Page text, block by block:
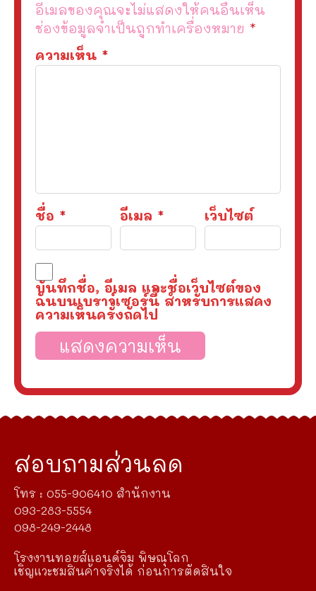
อีเมลของคุณจะไม่แสดงให้คนอื่นเห็น
ช่องข้อมูลจำเป็นถูกทำเครื่องหมาย *
ความเห็น *
ชื่อ * อีเมล * เว็บไซต์
บันทึกชื่อ, อีเมล และชื่อเว็บไซต์ของ
ฉันบนเบราว์เซอร์นี้ สำหรับการแสดง
ความเห็นครั้งถัดไป
สอบถามส่วนลด
โทร : 055-906410 สำนักงาน
093-283-5554
098-249-2448
โรงงานทอยส์แอนด์จิม พิษณุโลก
เชิญแวะชมสินค้าจริงได้ ก่อนการตัดสินใจ